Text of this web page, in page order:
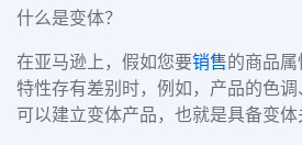
什么是变体？
在亚马逊上，假如您要销售的商品
特性存有差别时，例如，产品的色
可以建立变体产品，也就是具备变体